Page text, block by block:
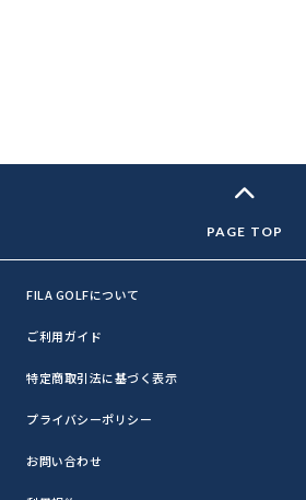
FILA GOLFについて
ご利用ガイド
特定商取引法に基づく表示
プライバシーポリシー
お問い合わせ